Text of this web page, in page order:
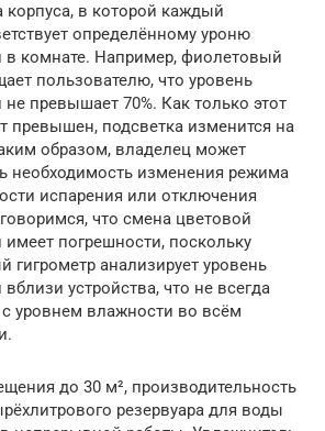
корпуса, в которой каждый
определённому уроню
в комнате. Например, фиолетовый
пользователю, что уровень
превышает 70%. Как только этот
превышен, подсветка изменится на
образом, владелец может
необходимость изменения режима
испарения или отключения
что смена цветовой
погрешности, поскольку
гигрометр анализирует уровень
устройства, что не всегда
уровнем влажности во всём
до 30 м², производительность
резервуара для воды